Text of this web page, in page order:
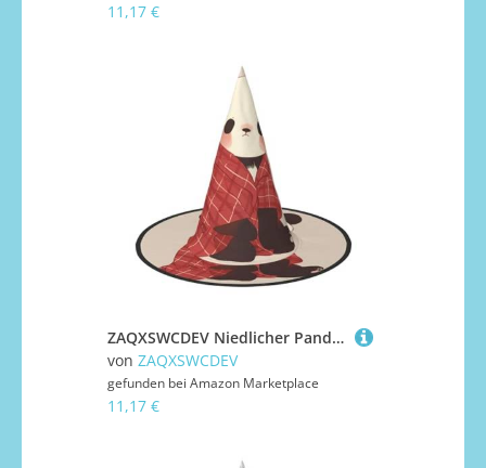
11,17 €
ZAQXSWCDEV Niedlicher Panda Halloween Hut - Gruseliges Party-Kostüm-Accessoire mit Volldruck-Design - Leichter faltbarer Hexenhut für Halloween, Karneval, Maskerade & Rollenspiel-Events
von ZAQXSWCDEV
gefunden bei Amazon Marketplace
11,17 €